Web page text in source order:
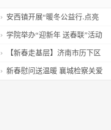
安西镇开展“暖冬公益行.点亮
微心愿”社会救助主题活动
学院举办“迎新年 送春联”活动
【新春走基层】济南市历下区
人民法院多措并举为农民工解
新春慰问送温暖 襄城检察关爱